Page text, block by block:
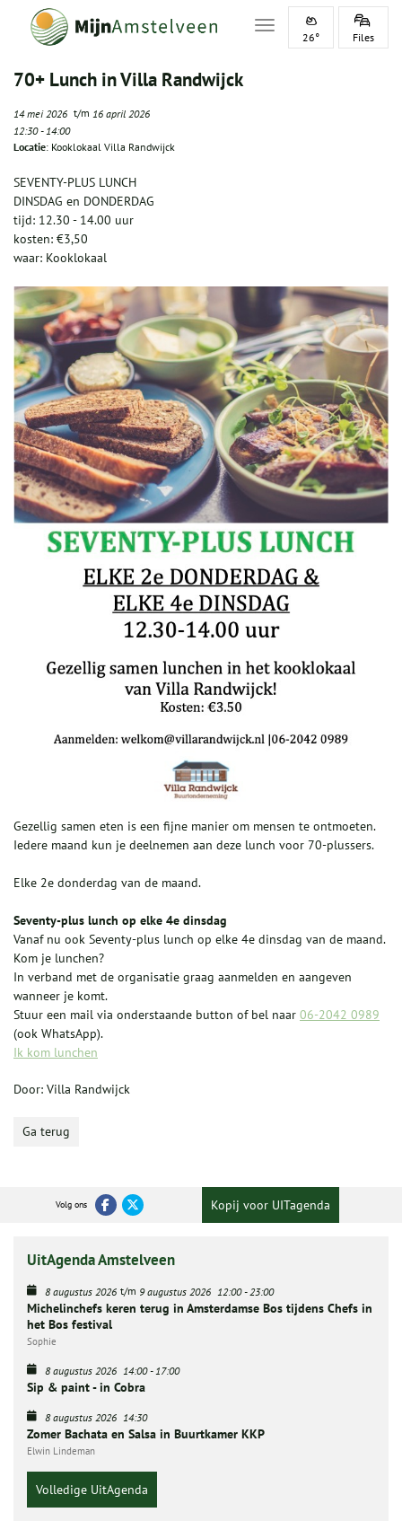
Toggle navigation
26° Files
70+ Lunch in Villa Randwijck
14 mei 2026 t/m 16 april 2026
12:30-14:00
Locatie: Kooklokaal Villa Randwijck
SEVENTY-PLUS LUNCH
DINSDAG en DONDERDAG
tijd: 12.30 - 14.00 uur
kosten: €3,50
waar: Kooklokaal
Gezellig samen eten is een fijne manier om mensen te ontmoeten.
Iedere maand kun je deelnemen aan deze lunch voor 70-plussers.
Elke 2e donderdag van de maand.
Seventy-plus lunch op elke 4e dinsdag
Vanaf nu ook Seventy-plus lunch op elke 4e dinsdag van de maand.
Kom je lunchen?
In verband met de organisatie graag aanmelden en aangeven
wanneer je komt.
Stuur een mail via onderstaande button of bel naar 06-2042 0989
(ook WhatsApp).
Ik kom lunchen
Door: Villa Randwijck
Ga terug
Volg ons Kopij voor UITagenda
UitAgenda Amstelveen
8 augustus 2026 t/m 9 augustus 2026 12:00-23:00
Michelinchefs keren terug in Amsterdamse Bos tijdens Chefs in
het Bos festival
Sophie
8 augustus 2026 14:00-17:00
Sip & paint - in Cobra
8 augustus 2026 14:30
Zomer Bachata en Salsa in Buurtkamer KKP
Elwin Lindeman
Volledige UitAgenda